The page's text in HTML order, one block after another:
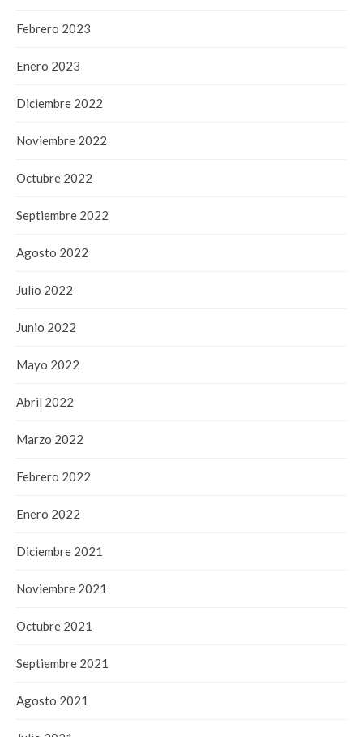
Febrero 2023
Enero 2023
Diciembre 2022
Noviembre 2022
Octubre 2022
Septiembre 2022
Agosto 2022
Julio 2022
Junio 2022
Mayo 2022
Abril 2022
Marzo 2022
Febrero 2022
Enero 2022
Diciembre 2021
Noviembre 2021
Octubre 2021
Septiembre 2021
Agosto 2021